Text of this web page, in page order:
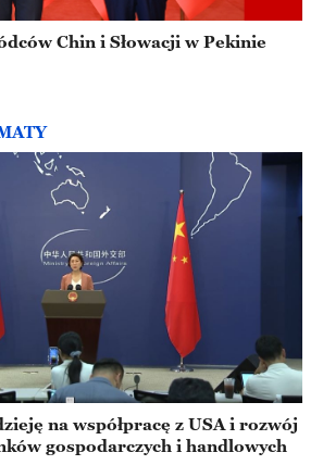
Chin i Słowacji w Pekinie
i rozwój
gospodarczych i handlowych